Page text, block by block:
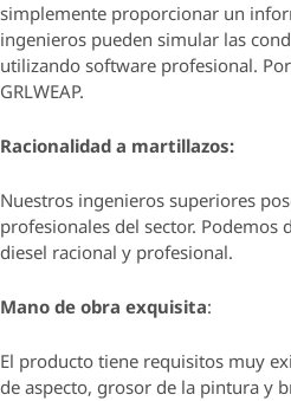
simplemente proporcionar un
ingenieros pueden simular las
utilizando software profesional.
GRLWEAP.
Racionalidad a martillazos:
Nuestros ingenieros superiores
profesionales del sector. Podemos
diesel racional y profesional.
Mano de obra exquisita:
El producto tiene requisitos muy
de aspecto, grosor de la pintura y